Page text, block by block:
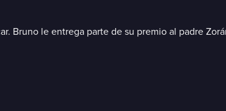
Bruno le entrega parte de su premio al padre